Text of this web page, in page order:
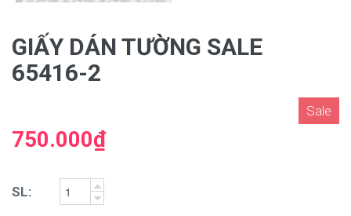
GIẤY DÁN TƯỜNG SALE
65416-2
Sale
750.000₫
SL: